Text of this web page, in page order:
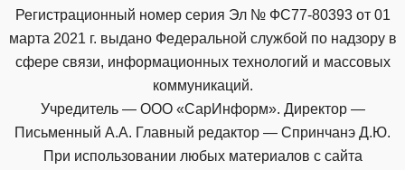
Регистрационный номер серия Эл № ФС77-80393 от 01
марта 2021 г. выдано Федеральной службой по надзору в
сфере связи, информационных технологий и массовых
коммуникаций.
Учредитель — ООО «СарИнформ». Директор —
Письменный А.А. Главный редактор — Спринчанэ Д.Ю.
При использовании любых материалов с сайта